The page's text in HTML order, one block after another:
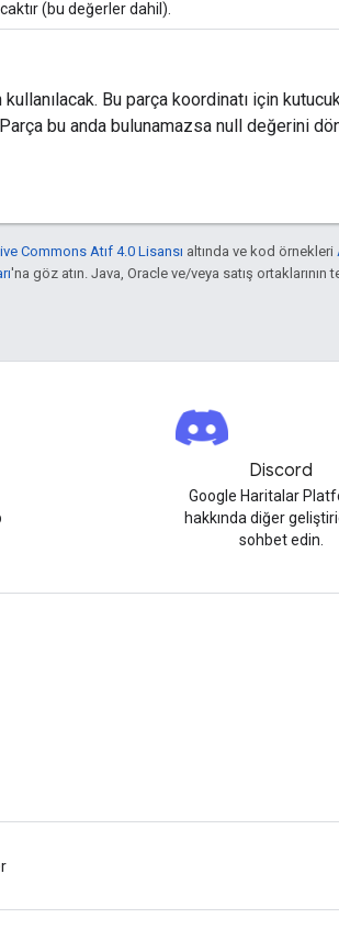
(bu değerler dahil).
Bu parça koordinatı için
bu anda bulunamazsa null değerini
Commons Atıf 4.0 Lisansı altında ve kod örnekleri
'na göz atın. Java, Oracle ve/veya satış ortaklarının
Discord
Google Haritalar
hakkında diğer
sohbet edin.